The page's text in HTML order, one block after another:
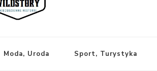
Moda, Uroda Sport, Turystyka